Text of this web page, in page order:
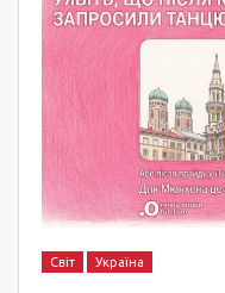
Світ Україна